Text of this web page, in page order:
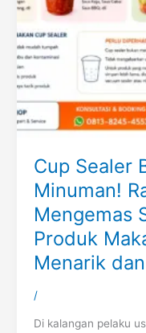
Cup Sealer
Minuman!
Mengemas
Produk
Menarik
/
Di kalangan pelaku